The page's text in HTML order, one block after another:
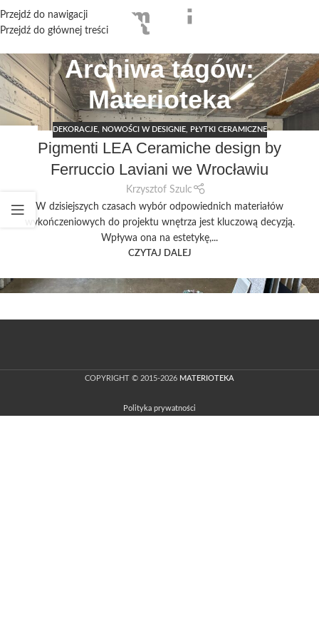
Przejdź do nawigacji
Przejdź do głównej treści
Archiwa tagów:
Materioteka
DEKORACJE, NOWOŚCI W DESIGNIE, PŁYTKI CERAMICZNE
Pigmenti LEA Ceramiche design by
Ferruccio Laviani we Wrocławiu
Krzysztof Szulc
W dzisiejszych czasach wybór odpowiednich materiałów
wykończeniowych do projektu wnętrza jest kluczową decyzją.
Wpływa ona na estetykę,...
CZYTAJ DALEJ
COPYRIGHT © 2015-2026 MATERIOTEKA
Polityka prywatności